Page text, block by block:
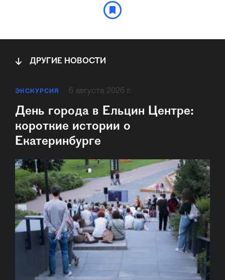
ДРУГИЕ НОВОСТИ
ЭКСКУРСИЯ 6 августа 2026 г.
День города в Ельцин Центре:
короткие истории о
Екатеринбурге